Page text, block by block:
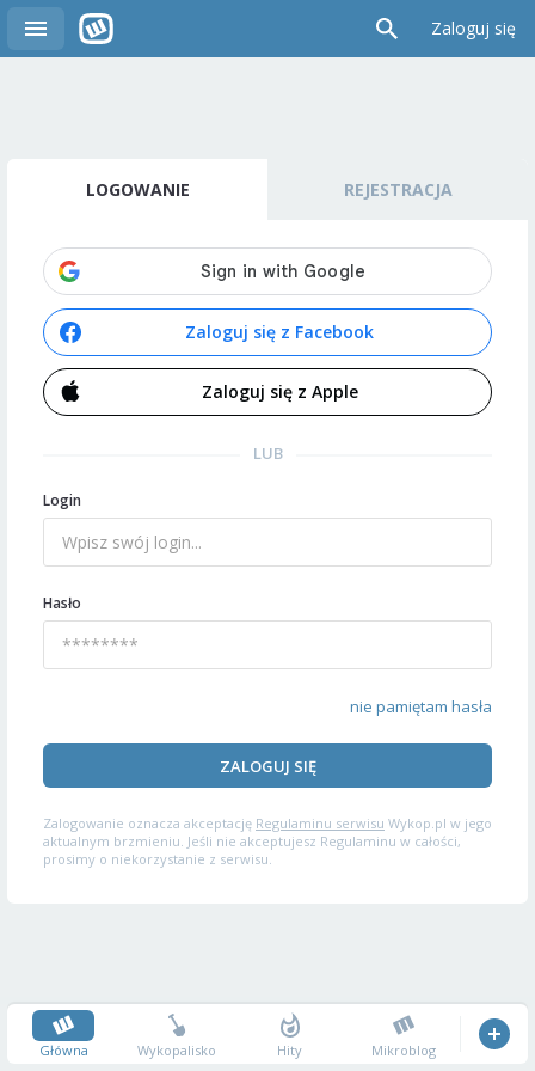
Zaloguj się
LOGOWANIE REJESTRACJA
Zaloguj się z Facebook
Zaloguj się z Apple
LUB
Login
Hasło
nie pamiętam hasła
ZALOGUJ SIĘ
Zalogowanie oznacza akceptację Regulaminu serwisu Wykop.pl w jego
aktualnym brzmieniu. Jeśli nie akceptujesz Regulaminu w całości,
prosimy o niekorzystanie z serwisu.
Główna Wykopalisko Hity Mikroblog